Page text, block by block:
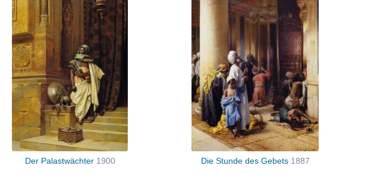
Der Palastwächter 1900 Die Stunde des Gebets 1887